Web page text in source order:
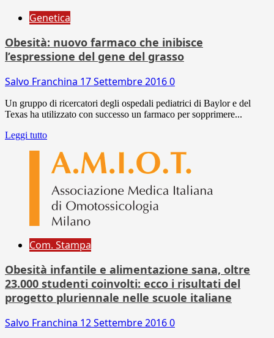
Genetica
Obesità: nuovo farmaco che inibisce
l’espressione del gene del grasso
Salvo Franchina 17 Settembre 20160
Un gruppo di ricercatori degli ospedali pediatrici di Baylor e del
Texas ha utilizzato con successo un farmaco per sopprimere...
Leggi tutto
Com. Stampa
Obesità infantile e alimentazione sana, oltre
23.000 studenti coinvolti: ecco i risultati del
progetto pluriennale nelle scuole italiane
Salvo Franchina 12 Settembre 20160